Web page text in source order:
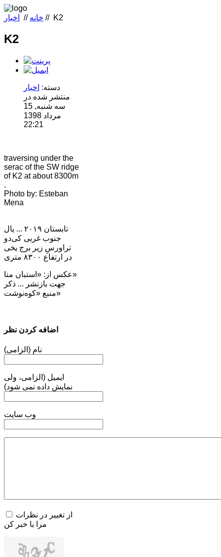
خانه // اخبار // K2
K2
دسته: اخبار
منتشر شده در
سه شنبه, 15
مرداد 1398
22:21
traversing under the
serac of the SW ridge
of K2 at about 8300m
.
Photo by: Esteban
Mena
تابستان ۲۰۱۹ ... یال
جنوب غربی کی‌دو
تراورسِ زیر برج یخی
در ارتفاع ۸۳۰۰ متری
عکس از: «استبان منا»
جهت بازنشر ... ذکر
منبع «کوه‌نوشت»
اضافه کردن نظر
نام (الزامی)
ایمیل (الزامی، ولی
نمایش داده نمی شود)
وب سایت
از تغییر در نظرات
مرا با خبر کن